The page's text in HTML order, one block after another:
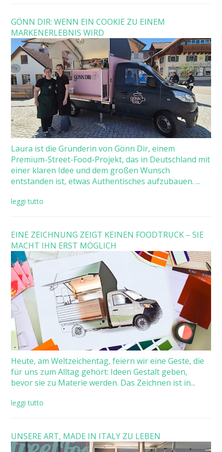
GÖNN DIR: WENN EIN COOKIE ZU EINEM
MARKENERLEBNIS WIRD
Laura ist die Gründerin von Gönn Dir, einem
Premium-Street-Food-Projekt, das in Deutschland mit
einer klaren Idee und dem großen Wunsch
entstanden ist, etwas Authentisches aufzubauen. ...
leggi tutto
EINE ZEICHNUNG ZEIGT KEINEN FOODTRUCK – SIE
MACHT IHN ERST MÖGLICH
Heute, am Weltzeichentag, feiern wir eine Geste, die
für uns zum Alltag gehört: Ideen Gestalt geben,
bevor sie zu Materie werden. Das Zeichnen ist in...
leggi tutto
UNSERE ART, MADE IN ITALY ZU LEBEN